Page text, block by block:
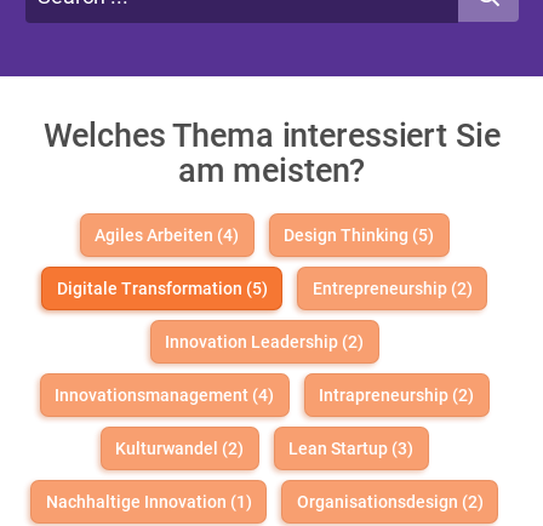
Welches Thema interessiert Sie
am meisten?
Agiles Arbeiten (4) Design Thinking (5)
Digitale Transformation (5) Entrepreneurship (2)
Innovation Leadership (2)
Innovationsmanagement (4) Intrapreneurship (2)
Kulturwandel (2) Lean Startup (3)
Nachhaltige Innovation (1) Organisationsdesign (2)